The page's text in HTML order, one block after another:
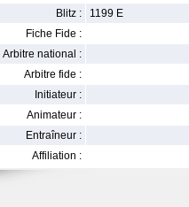
Blitz :
1199 E
Fiche Fide :
Arbitre national :
Arbitre fide :
Initiateur :
Animateur :
Entraîneur :
Affiliation :